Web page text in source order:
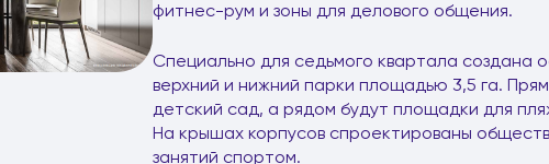
фитнес-рум и зоны для делового общения.
Специально для седьмого квартала создана
верхний и нижний парки площадью 3,5 га.
детский сад, а рядом будут площадки для
На крышах корпусов спроектированы
занятий спортом.